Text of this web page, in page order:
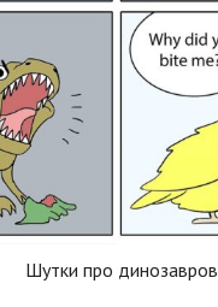
Шутки про динозавров